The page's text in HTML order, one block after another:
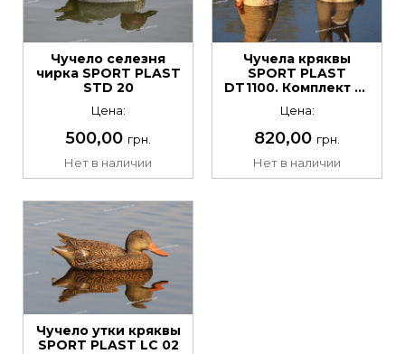
Чучело селезня
чирка SPORT PLAST
STD 20
Цена:
500,00 грн.
Нет в наличии
Чучела кряквы
SPORT PLAST
DT1100. Комплект из
Цена:
820,00 грн.
Нет в наличии
Чучело утки кряквы
SPORT PLAST LC 02